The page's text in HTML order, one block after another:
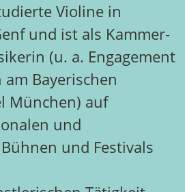
Violine in
und ist als Kammer-
(u. a. Engagement
Bayerischen
München) auf
und
und Festivals